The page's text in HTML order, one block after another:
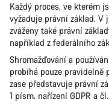
Každý proces, ve kterém
vyžaduje právní základ.
zváženy také právní
například z federálního
Shromažďování a
probíhá pouze pravidelně
zase představuje právní
1 písm. nařízení GDPR a